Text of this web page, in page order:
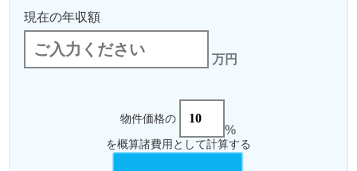
現在の年収額
万円
物件価格の
%
を概算諸費用として計算する